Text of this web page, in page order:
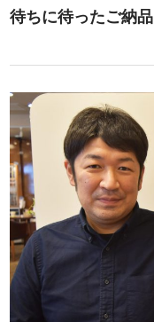
待ちに待ったご納品